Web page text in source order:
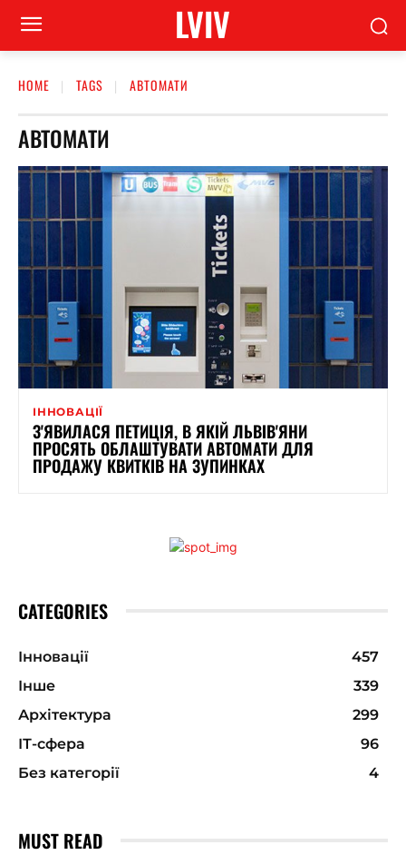
LVIV
HOME TAGS АВТОМАТИ
АВТОМАТИ
ІННОВАЦІЇ
З'ЯВИЛАСЯ ПЕТИЦІЯ, В ЯКІЙ ЛЬВІВ'ЯНИ
ПРОСЯТЬ ОБЛАШТУВАТИ АВТОМАТИ ДЛЯ
ПРОДАЖУ КВИТКІВ НА ЗУПИНКАХ
CATEGORIES
Інновації
457
Інше
339
Архітектура
299
ІТ-сфера
96
Без категорії
4
MUST READ